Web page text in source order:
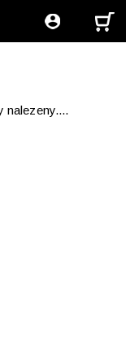
nalezeny....